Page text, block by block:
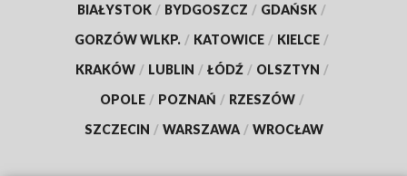
BIAŁYSTOK / BYDGOSZCZ / GDAŃSK /
GORZÓW WLKP. / KATOWICE / KIELCE /
KRAKÓW / LUBLIN / ŁÓDŹ / OLSZTYN /
OPOLE / POZNAŃ / RZESZÓW /
SZCZECIN / WARSZAWA / WROCŁAW